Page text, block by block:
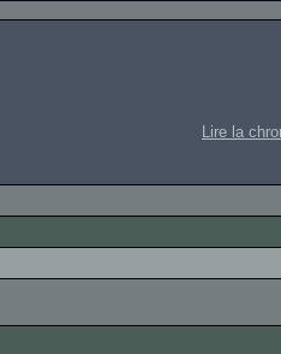
Lire la